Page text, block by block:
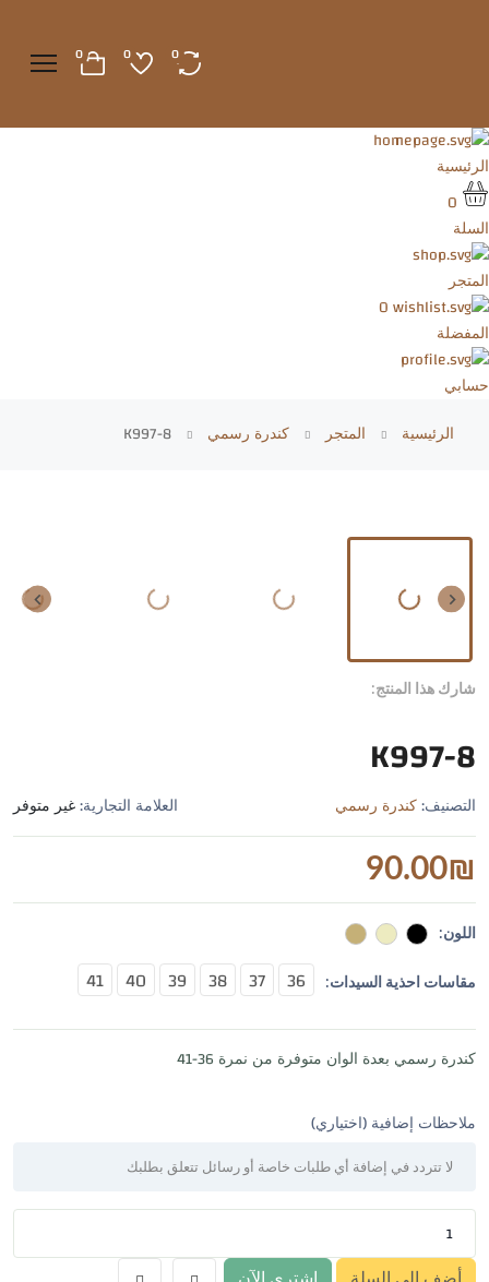
0
0
0
الرئيسية
0
السلة
المتجر
0
المفضلة
حسابي
الرئيسية
المتجر كندرة رسمي
شارك هذا المنتج:
K997-8
التصنيف:كندرة رسمي العلامة التجارية:غير متوفر
90.00₪
اللون:
مقاسات احذية السيدات: 36
37
38
39
40
41
كندرة رسمي بعدة الوان متوفرة من نمرة 36-41
ملاحظات إضافية (اختياري)